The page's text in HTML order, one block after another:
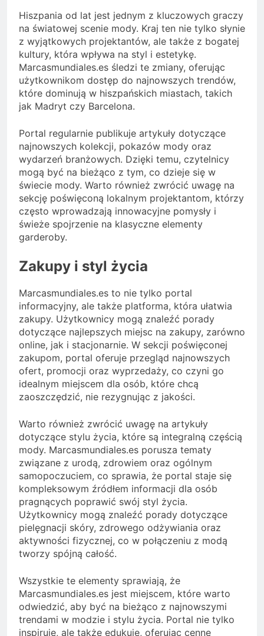
Hiszpania od lat jest jednym z kluczowych graczy
na światowej scenie mody. Kraj ten nie tylko słynie
z wyjątkowych projektantów, ale także z bogatej
kultury, która wpływa na styl i estetykę.
Marcasmundiales.es śledzi te zmiany, oferując
użytkownikom dostęp do najnowszych trendów,
które dominują w hiszpańskich miastach, takich
jak Madryt czy Barcelona.
Portal regularnie publikuje artykuły dotyczące
najnowszych kolekcji, pokazów mody oraz
wydarzeń branżowych. Dzięki temu, czytelnicy
mogą być na bieżąco z tym, co dzieje się w
świecie mody. Warto również zwrócić uwagę na
sekcję poświęconą lokalnym projektantom, którzy
często wprowadzają innowacyjne pomysły i
świeże spojrzenie na klasyczne elementy
garderoby.
Zakupy i styl życia
Marcasmundiales.es to nie tylko portal
informacyjny, ale także platforma, która ułatwia
zakupy. Użytkownicy mogą znaleźć porady
dotyczące najlepszych miejsc na zakupy, zarówno
online, jak i stacjonarnie. W sekcji poświęconej
zakupom, portal oferuje przegląd najnowszych
ofert, promocji oraz wyprzedaży, co czyni go
idealnym miejscem dla osób, które chcą
zaoszczędzić, nie rezygnując z jakości.
Warto również zwrócić uwagę na artykuły
dotyczące stylu życia, które są integralną częścią
mody. Marcasmundiales.es porusza tematy
związane z urodą, zdrowiem oraz ogólnym
samopoczuciem, co sprawia, że portal staje się
kompleksowym źródłem informacji dla osób
pragnących poprawić swój styl życia.
Użytkownicy mogą znaleźć porady dotyczące
pielęgnacji skóry, zdrowego odżywiania oraz
aktywności fizycznej, co w połączeniu z modą
tworzy spójną całość.
Wszystkie te elementy sprawiają, że
Marcasmundiales.es jest miejscem, które warto
odwiedzić, aby być na bieżąco z najnowszymi
trendami w modzie i stylu życia. Portal nie tylko
inspiruje, ale także edukuje, oferując cenne